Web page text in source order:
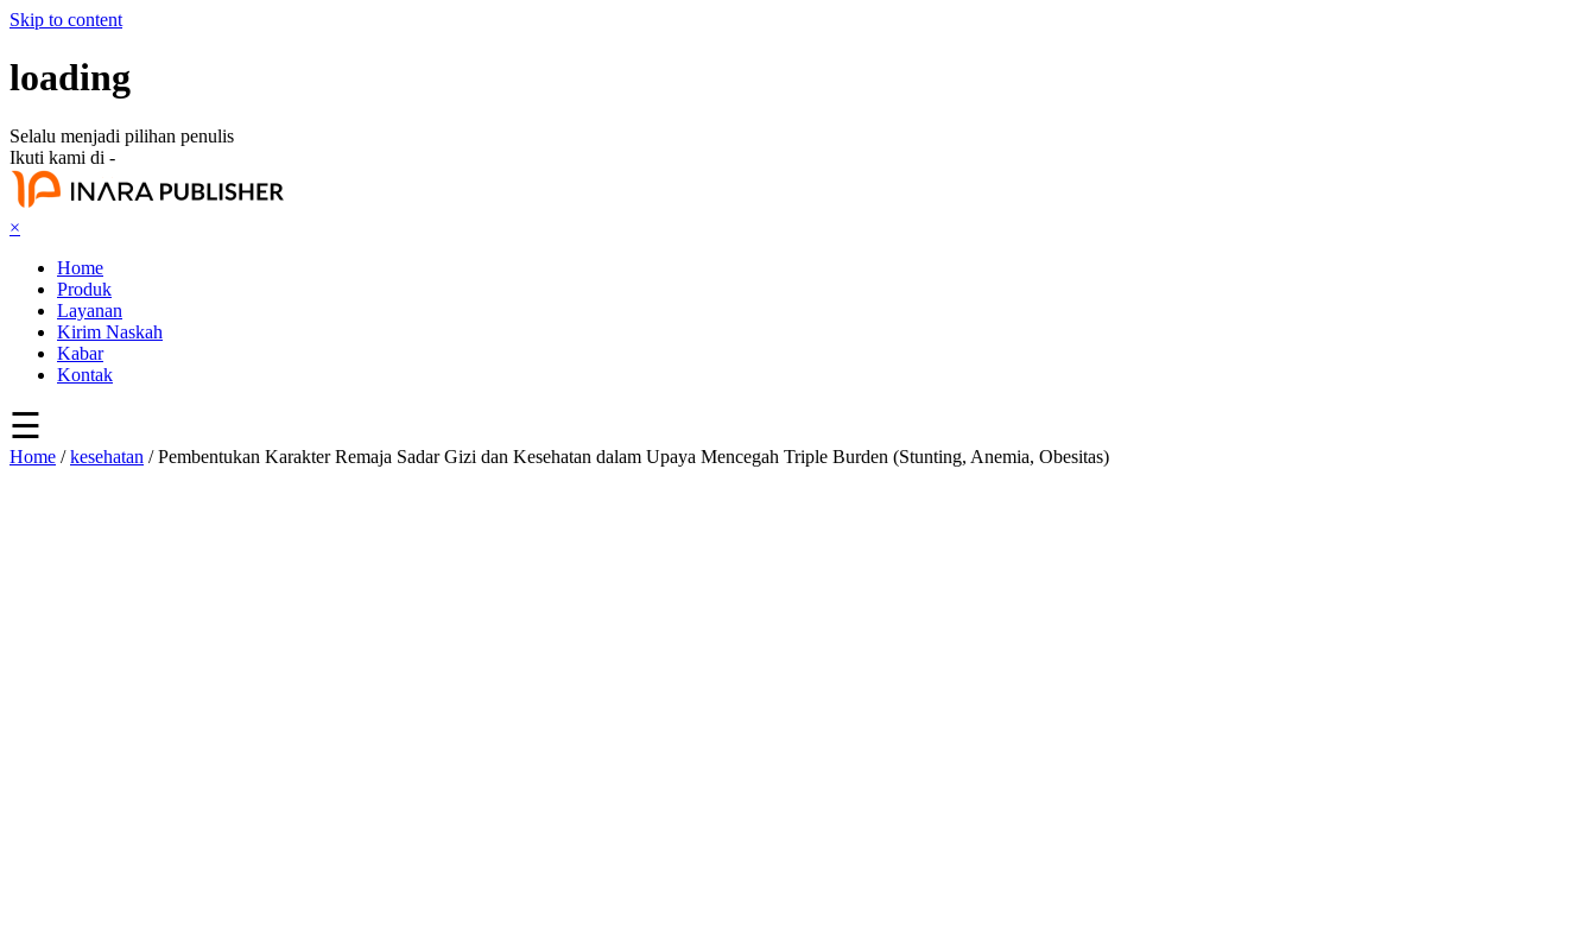
Skip to content
loading
Selalu menjadi pilihan penulis
Ikuti kami di -
×
Home
Produk
Layanan
Kirim Naskah
Kabar
Kontak
☰
Home /kesehatan / Pembentukan Karakter Remaja Sadar Gizi dan Kesehatan dalam Upaya Mencegah Triple Burden (Stunting, Anemia, Obesitas)